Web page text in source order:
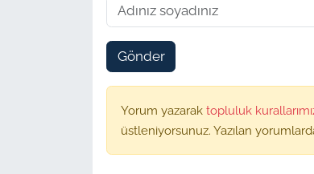
Gönder
Yorum yazarak topluluk
üstleniyorsunuz. Yazılan